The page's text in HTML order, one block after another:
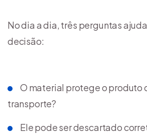
No dia a dia, três perguntas
decisão:
O material protege o produto
transporte?
Ele pode ser descartado